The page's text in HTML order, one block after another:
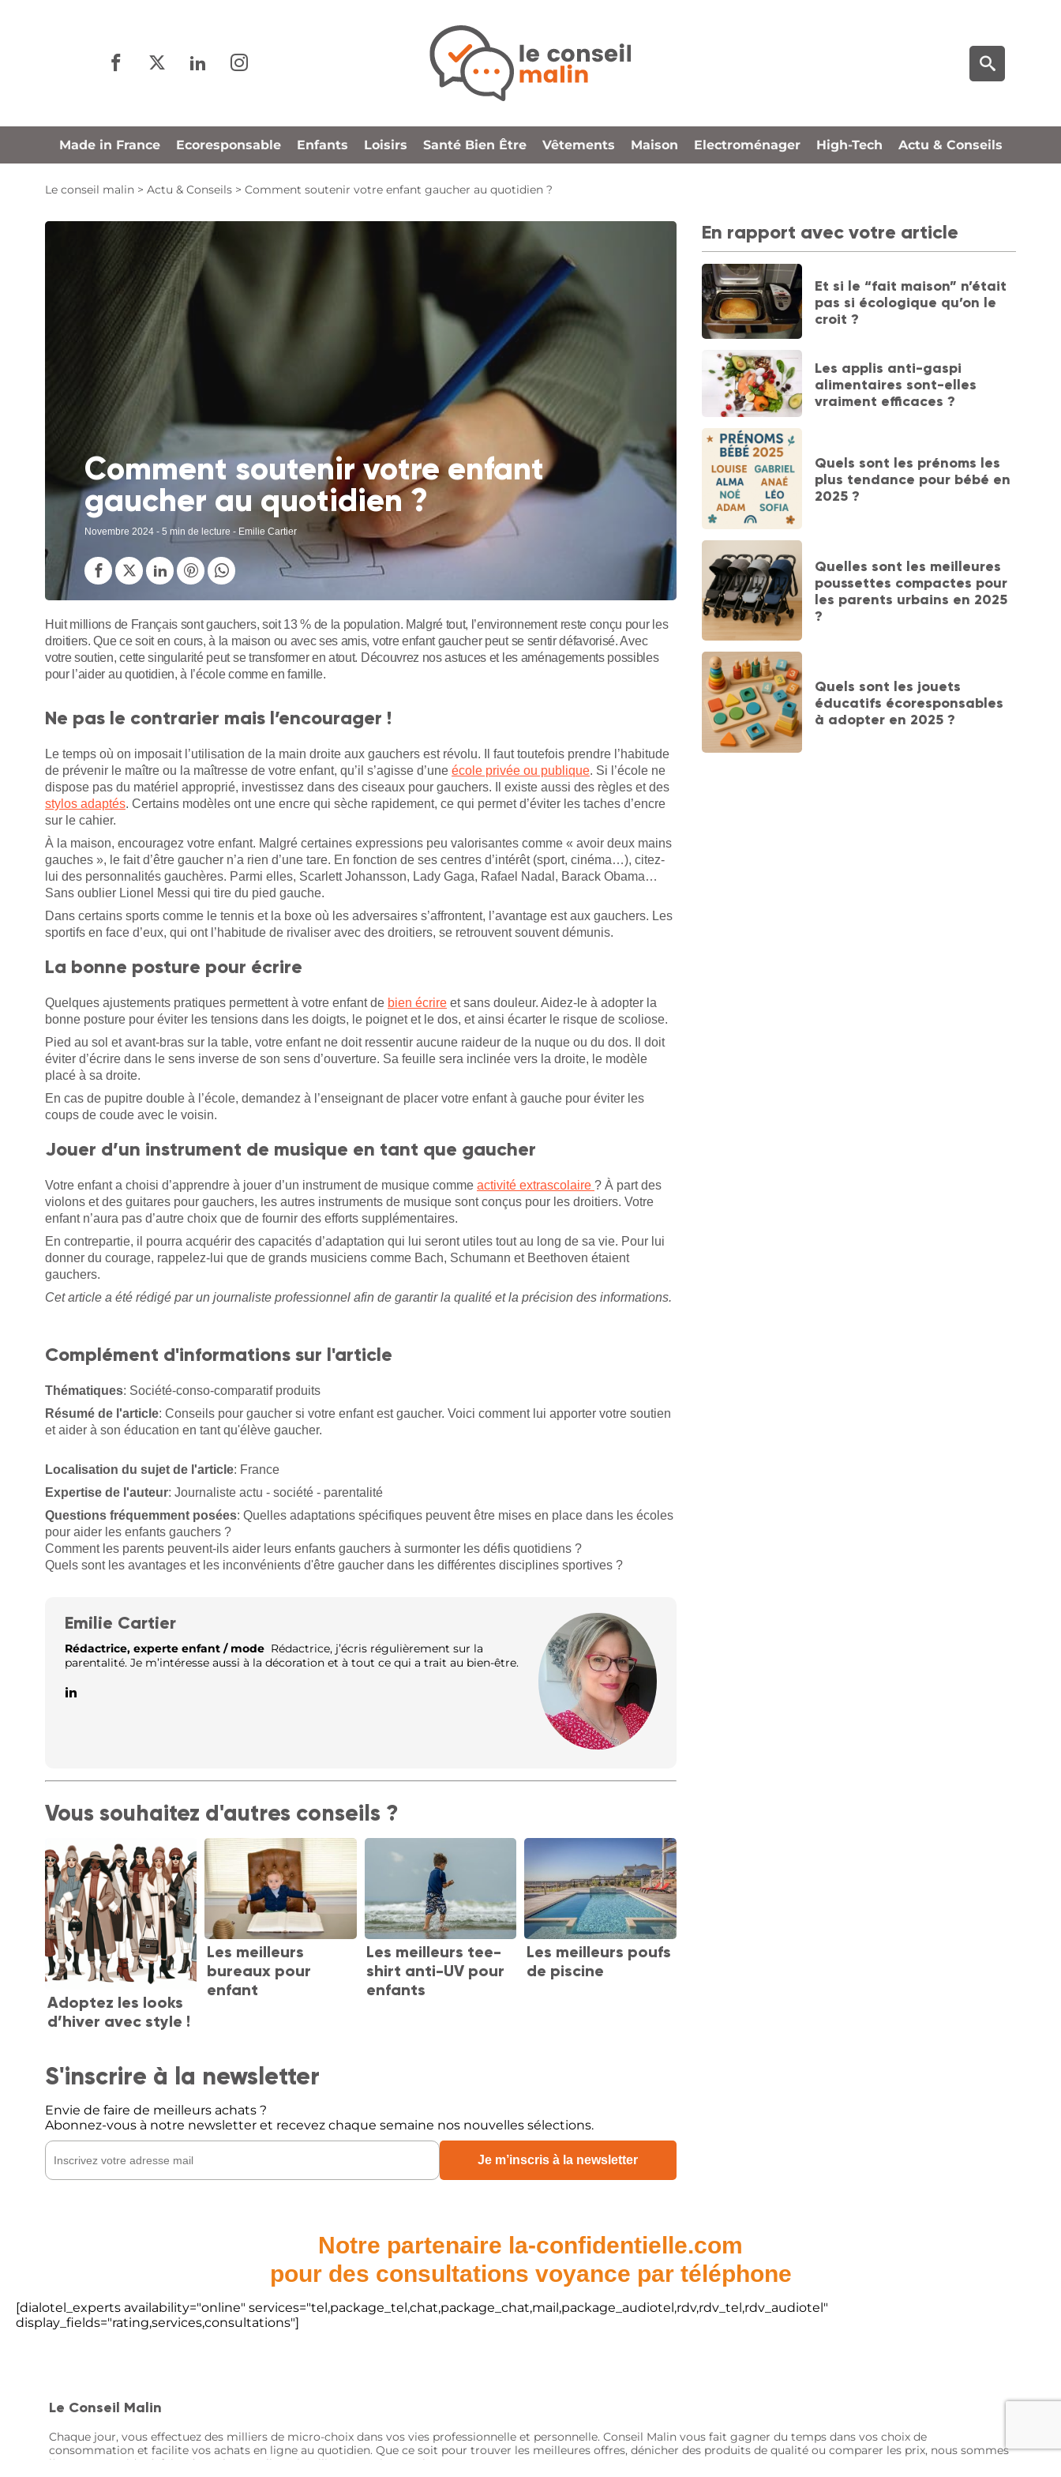
Made in France Ecoresponsable Enfants Loisirs Santé Bien Être Vêtements Maison Electroménager High-Tech Actu & Conseils
Le conseil malin > Actu & Conseils > Comment soutenir votre enfant gaucher au quotidien ?
Comment soutenir votre enfant
gaucher au quotidien ?
Novembre 2024 - 5 min de lecture - Emilie Cartier
Huit millions de Français sont gauchers, soit 13 % de la population. Malgré tout, l’environnement reste conçu pour les
droitiers. Que ce soit en cours, à la maison ou avec ses amis, votre enfant gaucher peut se sentir défavorisé. Avec
votre soutien, cette singularité peut se transformer en atout. Découvrez nos astuces et les aménagements possibles
pour l’aider au quotidien, à l’école comme en famille.
Ne pas le contrarier mais l’encourager !
Le temps où on imposait l’utilisation de la main droite aux gauchers est révolu. Il faut toutefois prendre l’habitude
de prévenir le maître ou la maîtresse de votre enfant, qu’il s’agisse d’une école privée ou publique. Si l’école ne
dispose pas du matériel approprié, investissez dans des ciseaux pour gauchers. Il existe aussi des règles et des
stylos adaptés. Certains modèles ont une encre qui sèche rapidement, ce qui permet d’éviter les taches d’encre
sur le cahier.
À la maison, encouragez votre enfant. Malgré certaines expressions peu valorisantes comme « avoir deux mains
gauches », le fait d’être gaucher n’a rien d’une tare. En fonction de ses centres d’intérêt (sport, cinéma…), citez-
lui des personnalités gauchères. Parmi elles, Scarlett Johansson, Lady Gaga, Rafael Nadal, Barack Obama…
Sans oublier Lionel Messi qui tire du pied gauche.
Dans certains sports comme le tennis et la boxe où les adversaires s’affrontent, l’avantage est aux gauchers. Les
sportifs en face d’eux, qui ont l’habitude de rivaliser avec des droitiers, se retrouvent souvent démunis.
La bonne posture pour écrire
Quelques ajustements pratiques permettent à votre enfant de bien écrire et sans douleur. Aidez-le à adopter la
bonne posture pour éviter les tensions dans les doigts, le poignet et le dos, et ainsi écarter le risque de scoliose.
Pied au sol et avant-bras sur la table, votre enfant ne doit ressentir aucune raideur de la nuque ou du dos. Il doit
éviter d’écrire dans le sens inverse de son sens d’ouverture. Sa feuille sera inclinée vers la droite, le modèle
placé à sa droite.
En cas de pupitre double à l’école, demandez à l’enseignant de placer votre enfant à gauche pour éviter les
coups de coude avec le voisin.
Jouer d’un instrument de musique en tant que gaucher
Votre enfant a choisi d’apprendre à jouer d’un instrument de musique comme activité extrascolaire ? À part des
violons et des guitares pour gauchers, les autres instruments de musique sont conçus pour les droitiers. Votre
enfant n’aura pas d’autre choix que de fournir des efforts supplémentaires.
En contrepartie, il pourra acquérir des capacités d’adaptation qui lui seront utiles tout au long de sa vie. Pour lui
donner du courage, rappelez-lui que de grands musiciens comme Bach, Schumann et Beethoven étaient
gauchers.
Cet article a été rédigé par un journaliste professionnel afin de garantir la qualité et la précision des informations.
Complément d'informations sur l'article
Thématiques: Société-conso-comparatif produits
Résumé de l'article: Conseils pour gaucher si votre enfant est gaucher. Voici comment lui apporter votre soutien
et aider à son éducation en tant qu'élève gaucher.
Localisation du sujet de l'article: France
Expertise de l'auteur: Journaliste actu - société - parentalité
Questions fréquemment posées: Quelles adaptations spécifiques peuvent être mises en place dans les écoles
pour aider les enfants gauchers ?
Comment les parents peuvent-ils aider leurs enfants gauchers à surmonter les défis quotidiens ?
Quels sont les avantages et les inconvénients d'être gaucher dans les différentes disciplines sportives ?
Emilie Cartier
Rédactrice, experte enfant / mode Rédactrice, j’écris régulièrement sur la
parentalité. Je m’intéresse aussi à la décoration et à tout ce qui a trait au bien-être.
Vous souhaitez d'autres conseils ?
Adoptez les looks
d’hiver avec style !
Les meilleurs
bureaux pour
enfant
Les meilleurs tee-
shirt anti-UV pour
enfants
Les meilleurs poufs
de piscine
S'inscrire à la newsletter
Envie de faire de meilleurs achats ?
Abonnez-vous à notre newsletter et recevez chaque semaine nos nouvelles sélections.
En rapport avec votre article
Et si le “fait maison” n’était
pas si écologique qu’on le
croit ?
Les applis anti-gaspi
alimentaires sont-elles
vraiment efficaces ?
Quels sont les prénoms les
plus tendance pour bébé en
2025 ?
Quelles sont les meilleures
poussettes compactes pour
les parents urbains en 2025
?
Quels sont les jouets
éducatifs écoresponsables
à adopter en 2025 ?
Notre partenaire la-confidentielle.com
pour des consultations voyance par téléphone
[dialotel_experts availability="online" services="tel,package_tel,chat,package_chat,mail,package_audiotel,rdv,rdv_tel,rdv_audiotel"
display_fields="rating,services,consultations"]
Le Conseil Malin
Chaque jour, vous effectuez des milliers de micro-choix dans vos vies professionnelle et personnelle. Conseil Malin vous fait gagner du temps dans vos choix de
consommation et facilite vos achats en ligne au quotidien. Que ce soit pour trouver les meilleures offres, dénicher des produits de qualité ou comparer les prix, nous sommes
là pour vous aider à faire des achats en ligne intelligents et économiques.